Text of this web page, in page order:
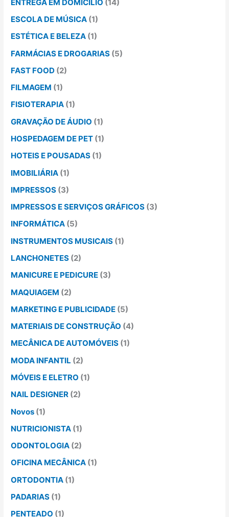
ENTREGA EM DOMICÍLIO (14)
ESCOLA DE MÚSICA (1)
ESTÉTICA E BELEZA (1)
FARMÁCIAS E DROGARIAS (5)
FAST FOOD (2)
FILMAGEM (1)
FISIOTERAPIA (1)
GRAVAÇÃO DE ÁUDIO (1)
HOSPEDAGEM DE PET (1)
HOTEIS E POUSADAS (1)
IMOBILIÁRIA (1)
IMPRESSOS (3)
IMPRESSOS E SERVIÇOS GRÁFICOS (3)
INFORMÁTICA (5)
INSTRUMENTOS MUSICAIS (1)
LANCHONETES (2)
MANICURE E PEDICURE (3)
MAQUIAGEM (2)
MARKETING E PUBLICIDADE (5)
MATERIAIS DE CONSTRUÇÃO (4)
MECÂNICA DE AUTOMÓVEIS (1)
MODA INFANTIL (2)
MÓVEIS E ELETRO (1)
NAIL DESIGNER (2)
Novos (1)
NUTRICIONISTA (1)
ODONTOLOGIA (2)
OFICINA MECÂNICA (1)
ORTODONTIA (1)
PADARIAS (1)
PENTEADO (1)